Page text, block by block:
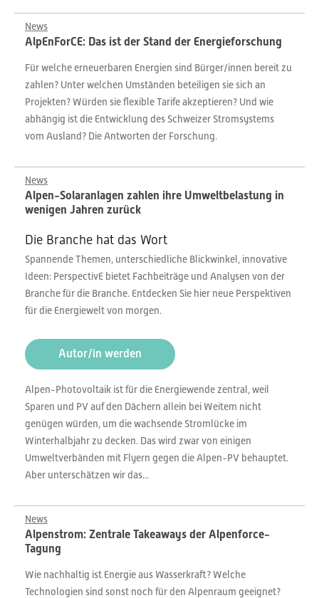
News
AlpEnForCE: Das ist der Stand der Energieforschung
Für welche erneuerbaren Energien sind Bürger/innen bereit zu
zahlen? Unter welchen Umständen beteiligen sie sich an
Projekten? Würden sie flexible Tarife akzeptieren? Und wie
abhängig ist die Entwicklung des Schweizer Stromsystems
vom Ausland? Die Antworten der Forschung.
News
Alpen-Solaranlagen zahlen ihre Umweltbelastung in
wenigen Jahren zurück
Die Branche hat das Wort
Spannende Themen, unterschiedliche Blickwinkel, innovative
Ideen: PerspectivE bietet Fachbeiträge und Analysen von der
Branche für die Branche. Entdecken Sie hier neue Perspektiven
für die Energiewelt von morgen.
Autor/in werden
Alpen-Photovoltaik ist für die Energiewende zentral, weil
Sparen und PV auf den Dächern allein bei Weitem nicht
genügen würden, um die wachsende Stromlücke im
Winterhalbjahr zu decken. Das wird zwar von einigen
Umweltverbänden mit Flyern gegen die Alpen-PV behauptet.
Aber unterschätzen wir das...
News
Alpenstrom: Zentrale Takeaways der Alpenforce-
Tagung
Wie nachhaltig ist Energie aus Wasserkraft? Welche
Technologien sind sonst noch für den Alpenraum geeignet?